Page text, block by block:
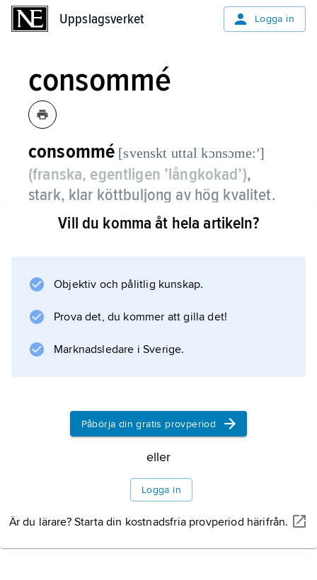
Uppslagsverket Logga in
consommé
consommé [svenskt uttal kɔnsɔme:ʹ]
(franska, egentligen ’långkokad’),
stark, klar köttbuljong av hög kvalitet.
Den kan serveras som soppa, oftast med
Vill du komma åt hela artikeln?
Objektiv och pålitlig kunskap.
Prova det, du kommer att gilla det!
Marknadsledare i Sverige.
Påbörja din gratis provperiod
eller
Logga in
Är du lärare? Starta din kostnadsfria provperiod härifrån.